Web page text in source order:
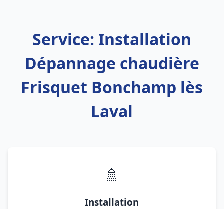
Service: Installation
Dépannage chaudière
Frisquet Bonchamp lès
Laval
🚿
Installation